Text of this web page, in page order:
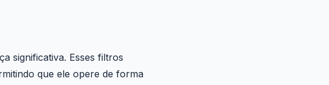
significativa. Esses filtros
que ele opere de forma